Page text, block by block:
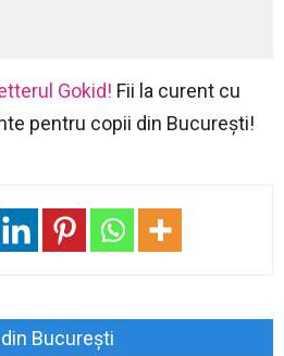
Gokid! Fii la curent cu
pentru copii din București!
București